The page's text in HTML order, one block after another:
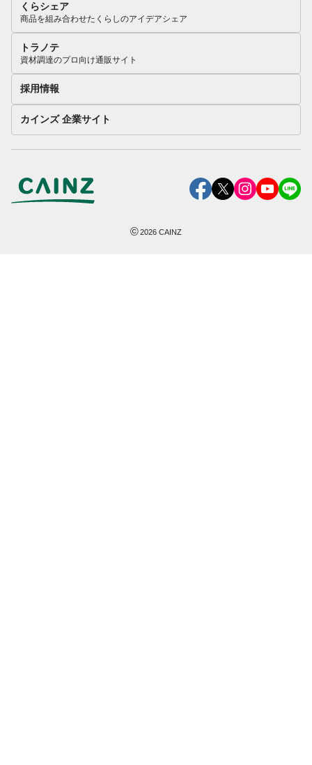
くらシェア
商品を組み合わせたくらしのアイデアシェア
トラノテ
資材調達のプロ向け通販サイト
採用情報
カインズ 企業サイト
©2026 CAINZ